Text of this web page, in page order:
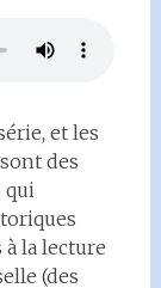
et les
des
qui
la lecture
(des